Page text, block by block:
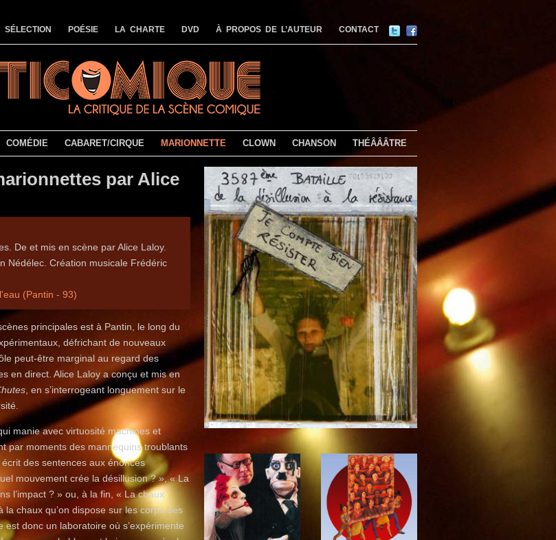
SÉLECTION POÉSIE LA CHARTE DVD À PROPOS DE L’AUTEUR CONTACT
COMÉDIE CABARET/CIRQUE MARIONNETTE CLOWN CHANSON THÉÂÂÂTRE
par Alice
De et mis en scène par Alice Laloy.
Nédélec. Création musicale Frédéric
(Pantin - 93)
principales est à Pantin, le long du
défrichant de nouveaux
peut-être marginal au regard des
en direct. Alice Laloy a conçu et mis en
, en s’interrogeant longuement sur le
manie avec virtuosité machines et
par moments des mannequins troublants
des sentences aux énoncés
mouvement crée la désillusion ? », « La
l’impact ? » ou, à la fin, « La chaux
chaux qu’on dispose sur les corps des
donc un laboratoire où s’expérimente